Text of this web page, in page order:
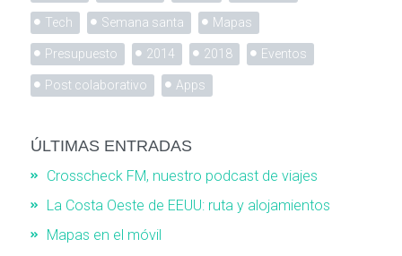
Tech Semana santa Mapas
Presupuesto 2014 2018 Eventos
Post colaborativo Apps
ÚLTIMAS ENTRADAS
Crosscheck FM, nuestro podcast de viajes
La Costa Oeste de EEUU: ruta y alojamientos
Mapas en el móvil